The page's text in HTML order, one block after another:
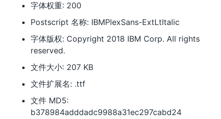
字体权重: 200
Postscript 名称: IBMPlexSans-ExtLtItalic
字体版权: Copyright 2018 IBM Corp. All rights
reserved.
文件大小: 207 KB
文件扩展名: .ttf
文件 MD5:
b378984adddadc9988a31ec297cabd24